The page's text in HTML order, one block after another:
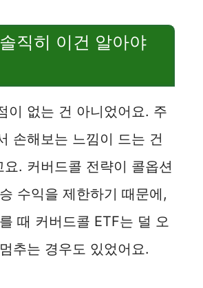
직히 이건 알아야
이 없는 건 아니었어요. 주
손해보는 느낌이 드는 건
요. 커버드콜 전략이 콜옵션
수익을 제한하기 때문에,
때 커버드콜 ETF는 덜 오
추는 경우도 있었어요.